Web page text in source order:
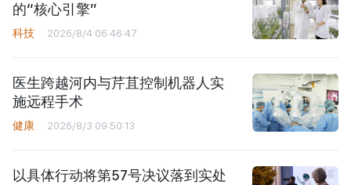
的“核心引擎”
科技 2026/8/4 06:46:47
医生跨越河内与芹苴控制机器人实
施远程手术
健康 2026/8/3 09:50:13
以具体行动将第57号决议落到实处